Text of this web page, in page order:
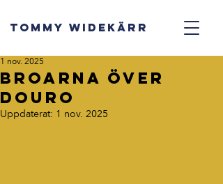
TOMMY WIDEKÄRR
Broarna över
Douro
1 nov. 2025
Uppdaterat: 1 nov. 2025